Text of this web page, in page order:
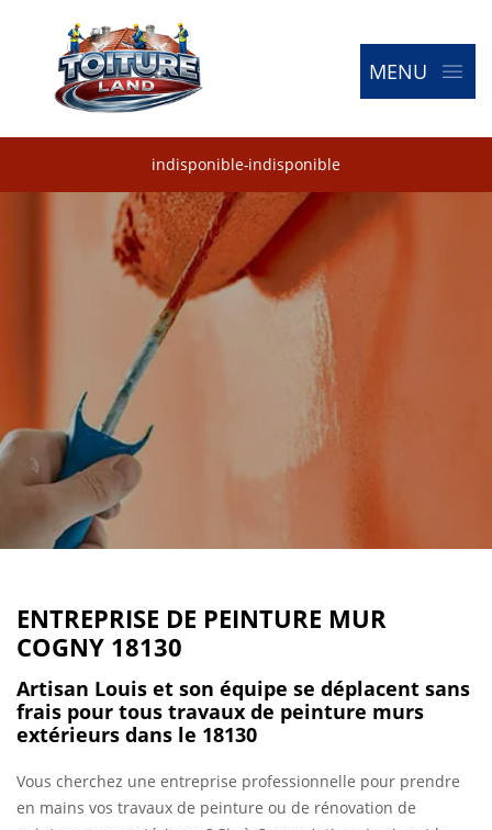
MENU
indisponible-indisponible
ENTREPRISE DE PEINTURE MUR
COGNY 18130
Artisan Louis et son équipe se déplacent sans
frais pour tous travaux de peinture murs
extérieurs dans le 18130
Vous cherchez une entreprise professionnelle pour prendre
en mains vos travaux de peinture ou de rénovation de